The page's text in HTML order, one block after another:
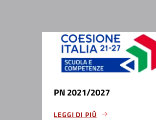
PN 2021/2027
LEGGI DI PIÙ